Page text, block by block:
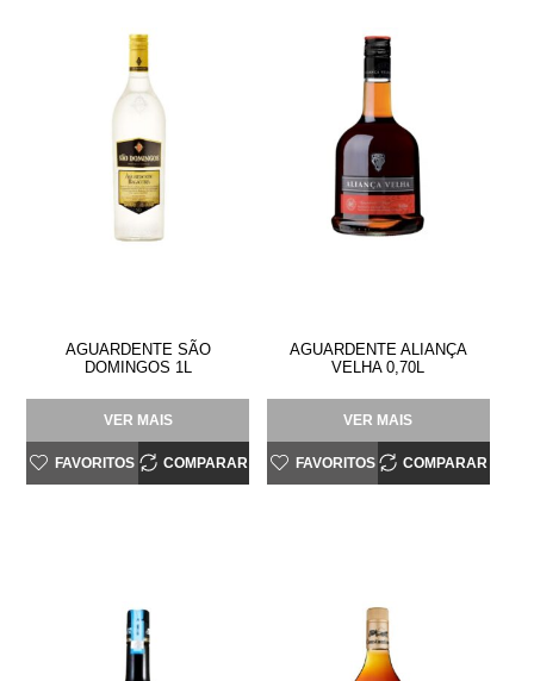
AGUARDENTE SÃO
DOMINGOS 1L
VER MAIS
FAVORITOS COMPARAR
AGUARDENTE ALIANÇA
VELHA 0,70L
VER MAIS
FAVORITOS COMPARAR